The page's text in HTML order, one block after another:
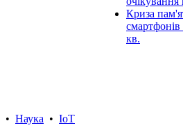
Криза
кв.
• Наука • IoT